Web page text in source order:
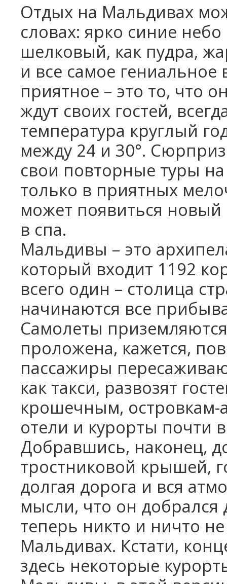
Отдых на Мальдивах
словах: ярко синие
шелковый, как пудра,
и все самое
приятное – это то, что
ждут своих гостей,
температура круглый
между 24 и 30°.
свои повторные туры
только в приятных
может появиться
в спа.
Мальдивы – это
который входит 1192
всего один – столица
начинаются все
Самолеты
проложена, кажется,
пассажиры
как такси, развозят
крошечным,
отели и курорты почти
Добравшись, наконец,
тростниковой крышей,
долгая дорога и вся
мысли, что он добрался
теперь никто и ничто
Мальдивах. Кстати,
здесь некоторые